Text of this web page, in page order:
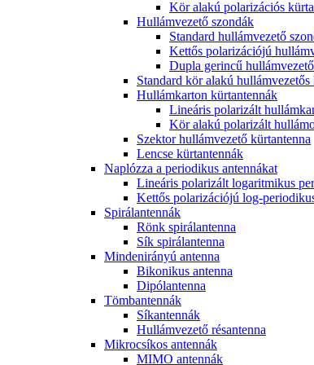
Kör alakú polarizációs
Hullámvezető szondák
Standard hullámvezető
Kettős polarizációjú
Dupla gerincű
Standard kör alakú hullámvezetős
Hullámkarton kürtantennák
Lineáris polarizált
Kör alakú polarizált
Szektor hullámvezető kürtantenna
Lencse kürtantennák
Naplózza a periodikus antennákat
Lineáris polarizált logaritmikus
Kettős polarizációjú log-
Spirálantennák
Rönk spirálantenna
Sík spirálantenna
Mindenirányú antenna
Bikonikus antenna
Dipólantenna
Tömbantennák
Síkantennák
Hullámvezető résantenna
Mikrocsíkos antennák
MIMO antennák